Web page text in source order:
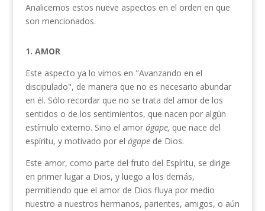
Analicemos estos nueve aspectos en el orden en que
son mencionados.
1. AMOR
Este aspecto ya lo vimos en "Avanzando en el
discipulado", de manera que no es necesario abundar
en él. Sólo recordar que no se trata del amor de los
sentidos o de los sentimientos, que nacen por algún
estímulo externo. Sino el amor ágape, que nace del
espíritu, y motivado por el ágape de Dios.
Este amor, como parte del fruto del Espíritu, se dirige
en primer lugar a Dios, y luego a los demás,
permitiendo que el amor de Dios fluya por medio
nuestro a nuestros hermanos, parientes, amigos, o aún